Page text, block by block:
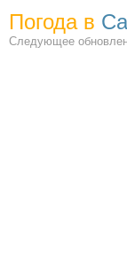
Погода в
Следующее